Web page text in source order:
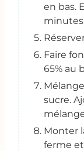
en bas.
Faire
65% au
sucre.
Monter
ferme